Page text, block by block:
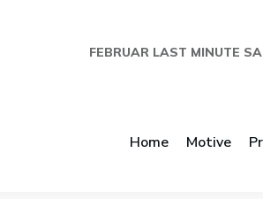
FEBRUAR LAST MINUTE
Home Motive